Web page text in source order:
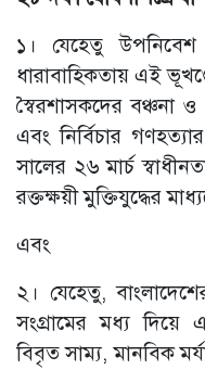
১। যেহেতু উপনিবেশ
ধারাবাহিকতায় এই
স্বৈরশাসকদের বঞ্চনা
এবং নির্বিচার
সালের ২৬ মার্চ
রক্তক্ষয়ী মুক্তিযুদ্ধের
এবং
২। যেহেতু,
সংগ্রামের মধ্য দিয়ে
বিবৃত সাম্য, মানবিক